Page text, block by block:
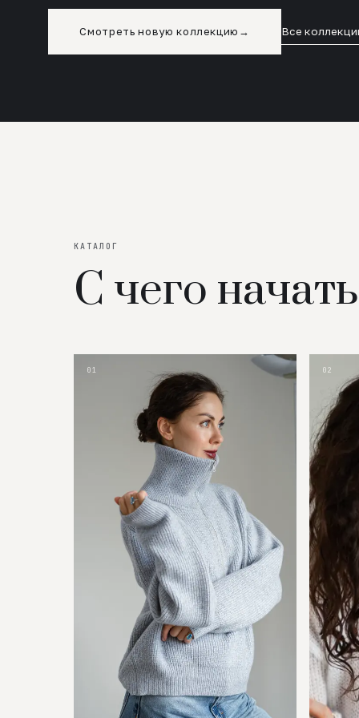
Смотреть новую коллекцию → Все
КАТАЛОГ
С чего начать
01 02